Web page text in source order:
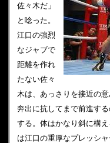
佐々木だ」
と唸った。
江口の強烈
なジャブで
距離を作れ
たない佐々
木は、あっさりを接近の
奔出に抗してまで前進す
する。体はかなり斜に構
は江口の重厚なプレッシ